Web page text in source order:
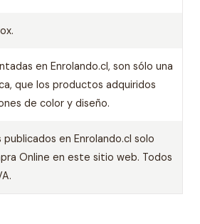
en Enrolando.cl, son sólo una
que los productos adquiridos
de color y diseño.
en Enrolando.cl solo
Online en este sitio web. Todos